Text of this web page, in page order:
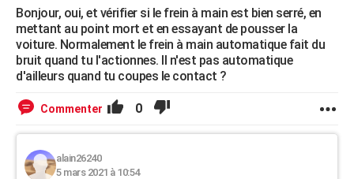
Bonjour, oui, et vérifier si le frein à main est bien serré, en
mettant au point mort et en essayant de pousser la
voiture. Normalement le frein à main automatique fait du
bruit quand tu l'actionnes. Il n'est pas automatique
d'ailleurs quand tu coupes le contact ?
Commenter 0
alain26240
5 mars 2021 à 10:54